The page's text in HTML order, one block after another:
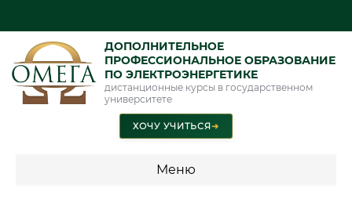
ДОПОЛНИТЕЛЬНОЕ
ПРОФЕССИОНАЛЬНОЕ ОБРАЗОВАНИЕ
ПО ЭЛЕКТРОЭНЕРГЕТИКЕ
дистанционные курсы в государственном
университете
ХОЧУ УЧИТЬСЯ➜
Меню